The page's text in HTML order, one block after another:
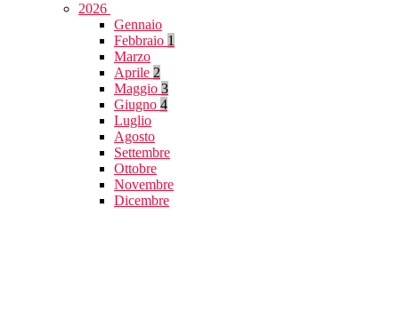
2026
Gennaio
Febbraio 1
Marzo
Aprile 2
Maggio 3
Giugno 4
Luglio
Agosto
Settembre
Ottobre
Novembre
Dicembre